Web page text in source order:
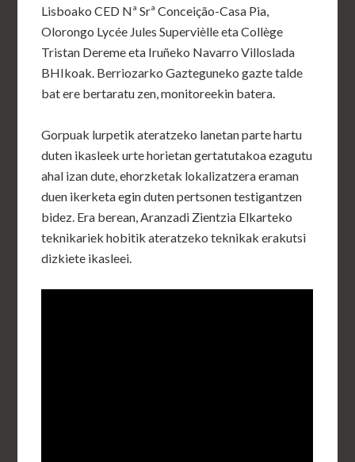
Lisboako CED Nª Srª Conceição-Casa Pia,
Olorongo Lycée Jules Supervièlle eta Collège
Tristan Dereme eta Iruñeko Navarro Villoslada
BHIkoak. Berriozarko Gazteguneko gazte talde
bat ere bertaratu zen, monitoreekin batera.
Gorpuak lurpetik ateratzeko lanetan parte hartu
duten ikasleek urte horietan gertatutakoa ezagutu
ahal izan dute, ehorzketak lokalizatzera eraman
duen ikerketa egin duten pertsonen testigantzen
bidez. Era berean, Aranzadi Zientzia Elkarteko
teknikariek hobitik ateratzeko teknikak erakutsi
dizkiete ikasleei.